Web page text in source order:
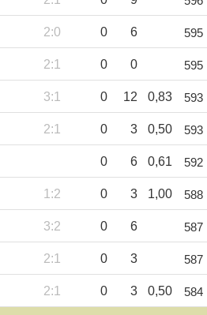
2:0 0 6 595
2:1 0 0 595
3:1 0 12 0,83 593
2:1 0 3 0,50 593
0 6 0,61 592
1:2 0 3 1,00 588
3:2 0 6 587
2:1 0 3 587
2:1 0 3 0,50 584